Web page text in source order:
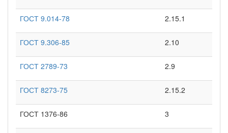
ГОСТ 9.014-78 2.15.1
ГОСТ 9.306-85 2.10
ГОСТ 2789-73 2.9
ГОСТ 8273-75 2.15.2
ГОСТ 1376-86 3